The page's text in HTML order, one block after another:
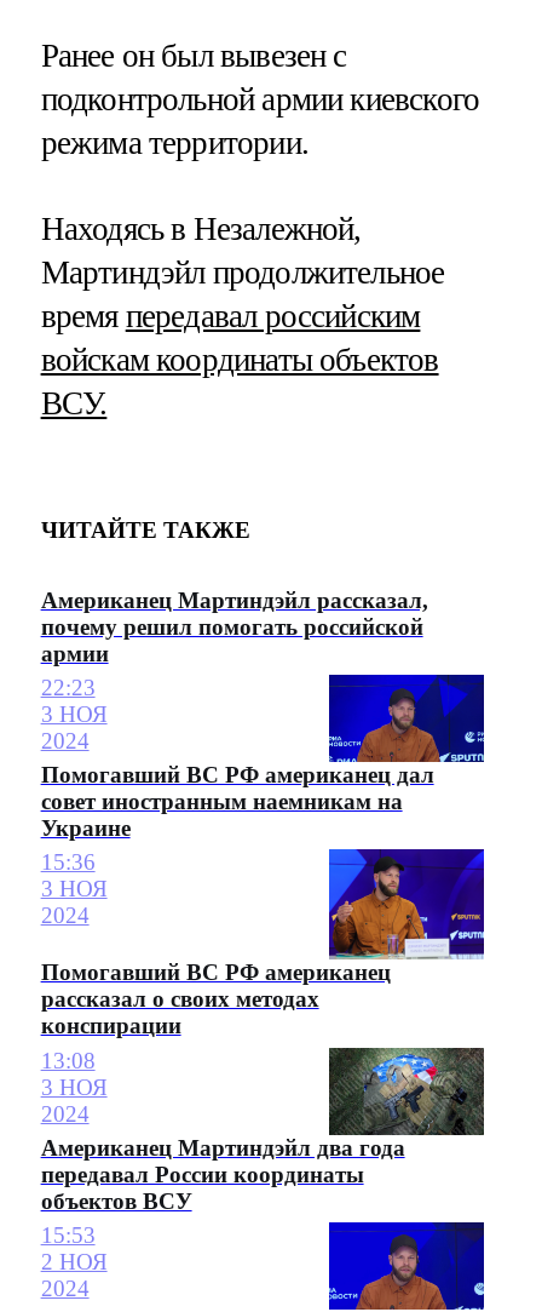
Ранее он был вывезен с
подконтрольной армии киевского
режима территории.
Находясь в Незалежной,
Мартиндэйл продолжительное
время передавал российским
войскам координаты объектов
ВСУ.
ЧИТАЙТЕ ТАКЖЕ
Американец Мартиндэйл рассказал,
почему решил помогать российской
армии
22:23
3 НОЯ
2024
Помогавший ВС РФ американец дал
совет иностранным наемникам на
Украине
15:36
3 НОЯ
2024
Помогавший ВС РФ американец
рассказал о своих методах
конспирации
13:08
3 НОЯ
2024
Американец Мартиндэйл два года
передавал России координаты
объектов ВСУ
15:53
2 НОЯ
2024